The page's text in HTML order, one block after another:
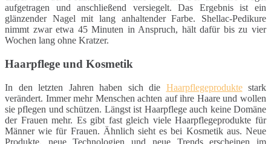
aufgetragen und anschließend versiegelt. Das Ergebnis ist ein
glänzender Nagel mit lang anhaltender Farbe. Shellac-Pedikure
nimmt zwar etwa 45 Minuten in Anspruch, hält dafür bis zu vier
Wochen lang ohne Kratzer.
Haarpflege und Kosmetik
In den letzten Jahren haben sich die Haarpflegeproduktestark
verändert. Immer mehr Menschen achten auf ihre Haare und wollen
sie pflegen und schützen. Längst ist Haarpflege auch keine Domäne
der Frauen mehr. Es gibt fast gleich viele Haarpflegeprodukte für
Männer wie für Frauen. Ähnlich sieht es bei Kosmetik aus. Neue
Produkte, neue Technologien und neue Trends erscheinen im